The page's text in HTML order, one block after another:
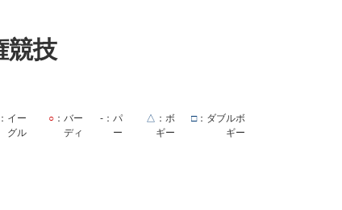
競技
イー
グル
○：バー
ディ
- ：パ
ー
△ ：ボ
ギー
□：ダブルボ
ギー